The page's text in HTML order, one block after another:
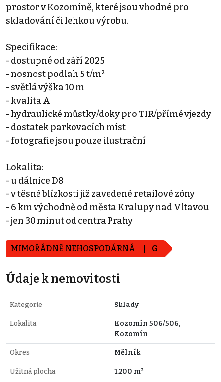
prostor v Kozomíně, které jsou vhodné pro
skladování či lehkou výrobu.
Specifikace:
- dostupné od září 2025
- nosnost podlah 5 t/m²
- světlá výška 10 m
- kvalita A
- hydraulické můstky/doky pro TIR/přímé vjezdy
- dostatek parkovacích míst
- fotografie jsou pouze ilustrační
Lokalita:
- u dálnice D8
- v těsné blízkosti již zavedené retailové zóny
- 6 km východně od města Kralupy nad Vltavou
- jen 30 minut od centra Prahy
MIMOŘÁDNĚ NEHOSPODÁRNÁ G
Údaje k nemovitosti
Kategorie Sklady
Lokalita
Kozomín 506/506,
Kozomín
Okres Mělník
Užitná plocha 1.200 m²